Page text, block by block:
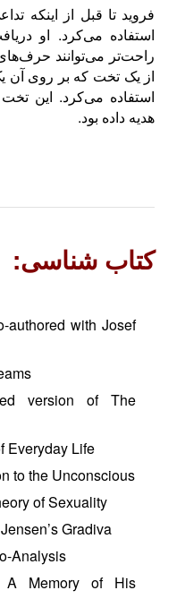
فروید تا قبل از اینکه
استفاده می‌کرد. او
راحت‌تر می‌توانند
از یک تخت که بر روی آن
استفاده می‌کرد. این تخت
هدیه داده بود.
کتاب شناسی:
authored with Josef
version of The
Everyday Life
to the Unconscious
of Sexuality
Gradiva
Analysis
A Memory of His